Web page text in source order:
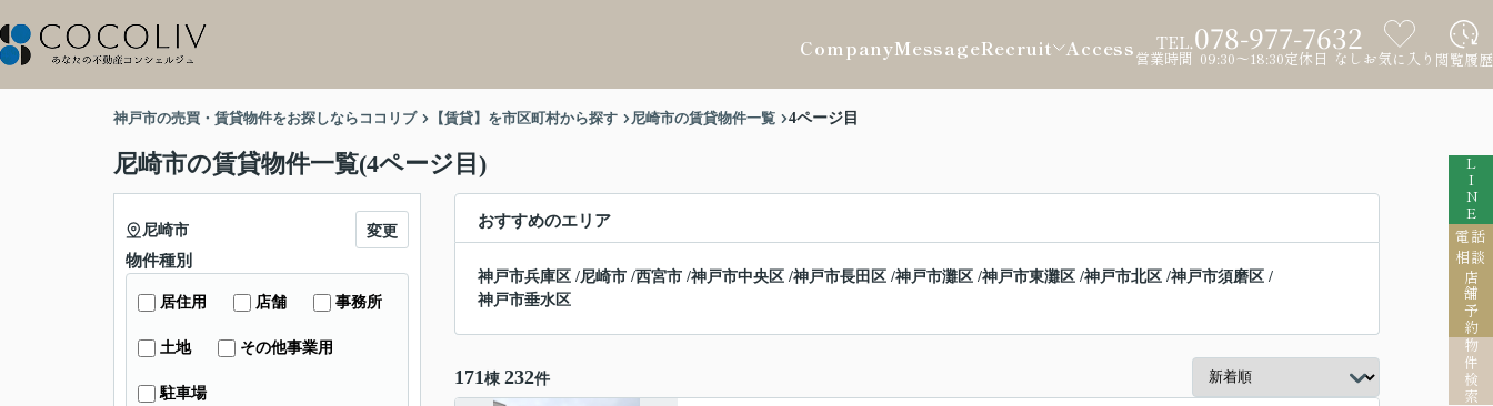
CompanyMessageRecruit Access TEL.078-977-7632
営業時間 09:30～18:30定休日 なし お気に入り 閲覧履歴
LINE
電話
相談
店舗予約
物件検索
神戸市の売買・賃貸物件をお探しならココリブ 【賃貸】を市区町村から探す 尼崎市の賃貸物件一覧 4ページ目
尼崎市の賃貸物件一覧(4ページ目)
おすすめのエリア
神戸市兵庫区 /尼崎市 /西宮市 /神戸市中央区 /神戸市長田区 /神戸市灘区 /神戸市東灘区 /神戸市北区 /神戸市須磨区 /
神戸市垂水区
171 棟 232件
尼崎市 変更
物件種別
居住用 店舗 事務所
土地 その他事業用
駐車場